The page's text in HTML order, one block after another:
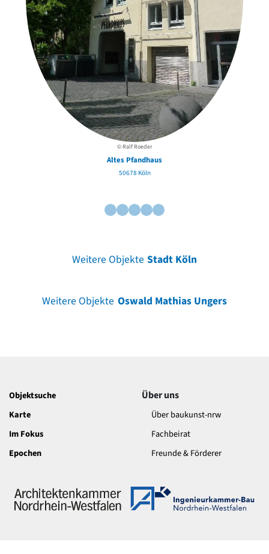
© Ralf Roeder
Altes Pfandhaus
50678 Köln
Weitere Objekte Stadt Köln
Weitere Objekte Oswald Mathias Ungers
Objektsuche
Karte
Im Fokus
Epochen
Über uns
Über baukunst-nrw
Fachbeirat
Freunde & Förderer